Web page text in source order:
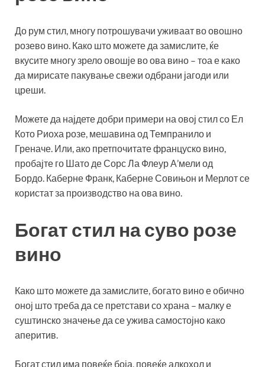
До рум стил, многу потрошувачи уживаат во овошно
розево вино. Како што можете да замислите, ќе
вкусите многу зрело овошје во ова вино – тоа е како
да мирисате пакување свежи одбрани јагоди или
цреши.
Можете да најдете добри примери на овој стил со Ел
Кото Риоха розе, мешавина од Темпранило и
Греначе. Или, ако претпочитате француско вино,
пробајте го Шато де Сорс Ла Флеур А’мели од
Бордо. Каберне Франк, Каберне Совињон и Мерлот се
користат за производство на ова вино.
Богат стил на суво розе
вино
Како што можете да замислите, богато вино е обично
оној што треба да се претстави со храна – малку е
суштинско значење да се ужива самостојно како
аперитив.
Богат стил има повеќе боја, повеќе алкохол и